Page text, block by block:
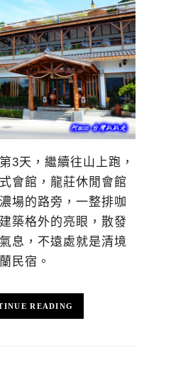
3天，繼續往山上跑，
會館，龍莊休閒會館
場的路旁，一整排咖
築格外的亮眼，散發
息，不遠處就是清境
民宿。
READING